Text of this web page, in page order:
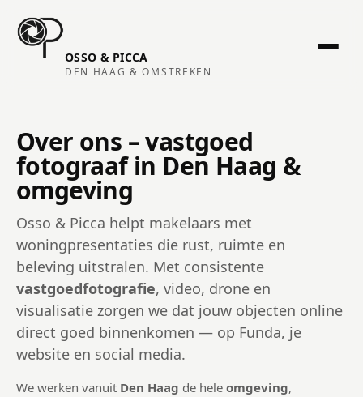
OSSO & PICCA
DEN HAAG & OMSTREKEN
Over ons – vastgoed
fotograaf in Den Haag &
omgeving
Osso & Picca helpt makelaars met
woningpresentaties die rust, ruimte en
beleving uitstralen. Met consistente
vastgoedfotografie, video, drone en
visualisatie zorgen we dat jouw objecten online
direct goed binnenkomen — op Funda, je
website en social media.
We werken vanuit Den Haag de hele omgeving,